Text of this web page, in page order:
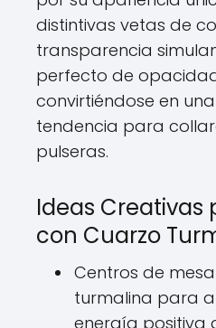
distintivas vetas de
transparencia
perfecto de
convirtiéndose en
tendencia para
pulseras.
Ideas Creativas
con Cuarzo
Centros de
turmalina para
energía positiva